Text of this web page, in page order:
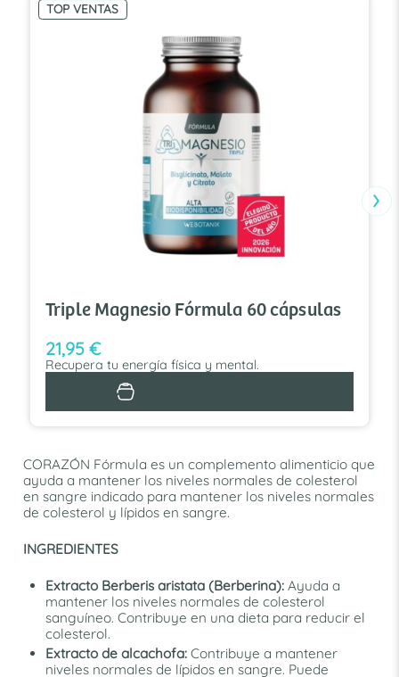
TOP VENTAS
Triple Magnesio Fórmula 60 cápsulas
21,95 €
Recupera tu energía física y mental.
›
CORAZÓN Fórmula es un complemento alimenticio que
ayuda a mantener los niveles normales de colesterol
en sangre indicado para mantener los niveles normales
de colesterol y lípidos en sangre.
INGREDIENTES
Extracto Berberis aristata (Berberina): Ayuda a
mantener los niveles normales de colesterol
sanguíneo. Contribuye en una dieta para reducir el
colesterol.
Extracto de alcachofa: Contribuye a mantener
niveles normales de lípidos en sangre. Puede